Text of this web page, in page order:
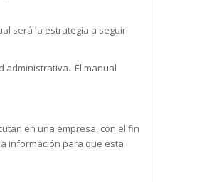
será la estrategia a seguir
administrativa. El manual
en una empresa, con el fin
información para que esta